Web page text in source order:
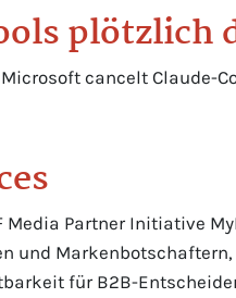
plötzlich
Microsoft cancelt Claude-
Media Partner Initiative
und
für B2B-